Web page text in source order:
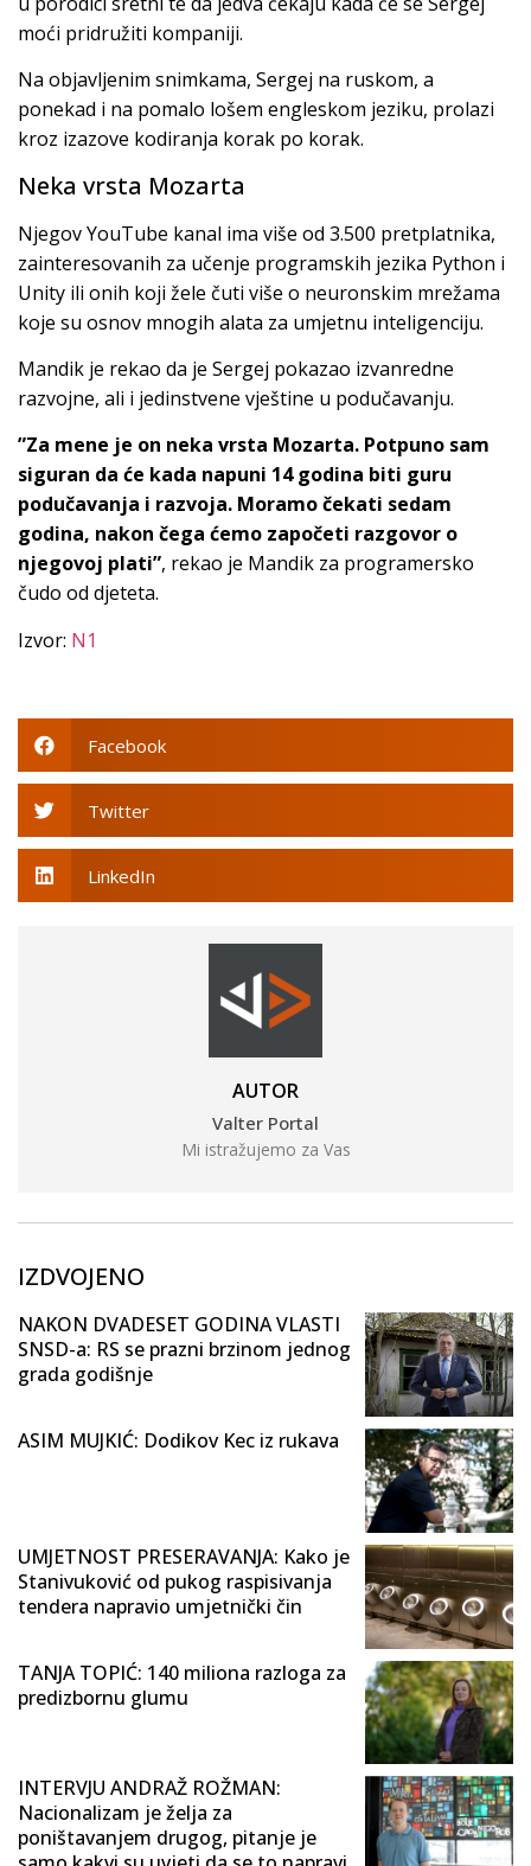
moći pridružiti kompaniji.
Na objavljenim snimkama, Sergej na ruskom, a
ponekad i na pomalo lošem engleskom jeziku, prolazi
kroz izazove kodiranja korak po korak.
Neka vrsta Mozarta
Njegov YouTube kanal ima više od 3.500 pretplatnika,
zainteresovanih za učenje programskih jezika Python i
Unity ili onih koji žele čuti više o neuronskim mrežama
koje su osnov mnogih alata za umjetnu inteligenciju.
Mandik je rekao da je Sergej pokazao izvanredne
razvojne, ali i jedinstvene vještine u podučavanju.
”Za mene je on neka vrsta Mozarta. Potpuno sam
siguran da će kada napuni 14 godina biti guru
podučavanja i razvoja. Moramo čekati sedam
godina, nakon čega ćemo započeti razgovor o
njegovoj plati”, rekao je Mandik za programersko
čudo od djeteta.
Izvor: N1
Facebook
Twitter
LinkedIn
AUTOR
Valter Portal
Mi istražujemo za Vas
IZDVOJENO
NAKON DVADESET GODINA VLASTI
SNSD-a: RS se prazni brzinom jednog
grada godišnje
ASIM MUJKIĆ: Dodikov Kec iz rukava
UMJETNOST PRESERAVANJA: Kako je
Stanivuković od pukog raspisivanja
tendera napravio umjetnički čin
TANJA TOPIĆ: 140 miliona razloga za
predizbornu glumu
INTERVJU ANDRAŽ ROŽMAN:
Nacionalizam je želja za
poništavanjem drugog, pitanje je